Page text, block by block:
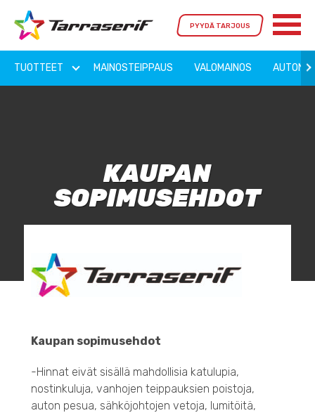
PYYDÄ TARJOUS
TUOTTEET MAINOSTEIPPAUS VALOMAINOS AUTON
KAUPAN
SOPIMUSEHDOT
Kaupan sopimusehdot
-Hinnat eivät sisällä mahdollisia katulupia,
nostinkuluja, vanhojen teippauksien poistoja,
auton pesua, sähköjohtojen vetoja, lumitöitä,